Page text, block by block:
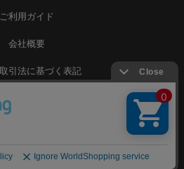
ご利用ガイド
会社概要
引法に基づく表記
ご利用規約
DeNA BAYSTARS All Rights Reserved.